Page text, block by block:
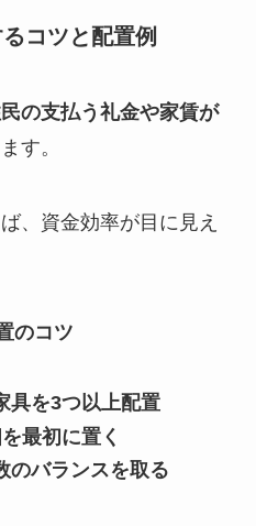
コツと配置例
の支払う礼金や家賃が
す。
、資金効率が目に見え
のコツ
具を3つ以上配置
最初に置く
のバランスを取る